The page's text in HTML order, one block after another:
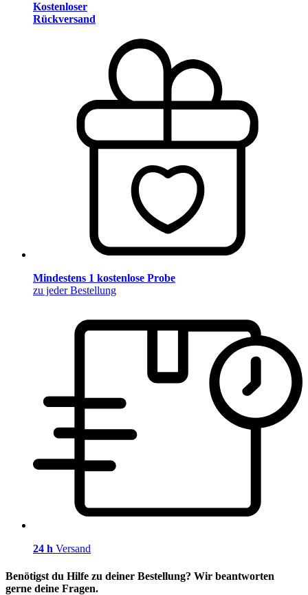
Kostenloser
Rückversand
Mindestens 1 kostenlose Probe
zu jeder Bestellung
24 h Versand
Benötigst du Hilfe zu deiner Bestellung? Wir beantworten
gerne deine Fragen.